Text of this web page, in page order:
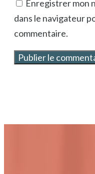
Enregistrer mon
dans le navigateur
commentaire.